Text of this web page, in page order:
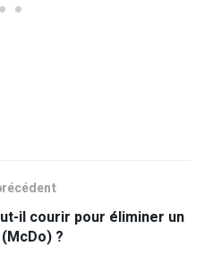
il courir pour éliminer un
?